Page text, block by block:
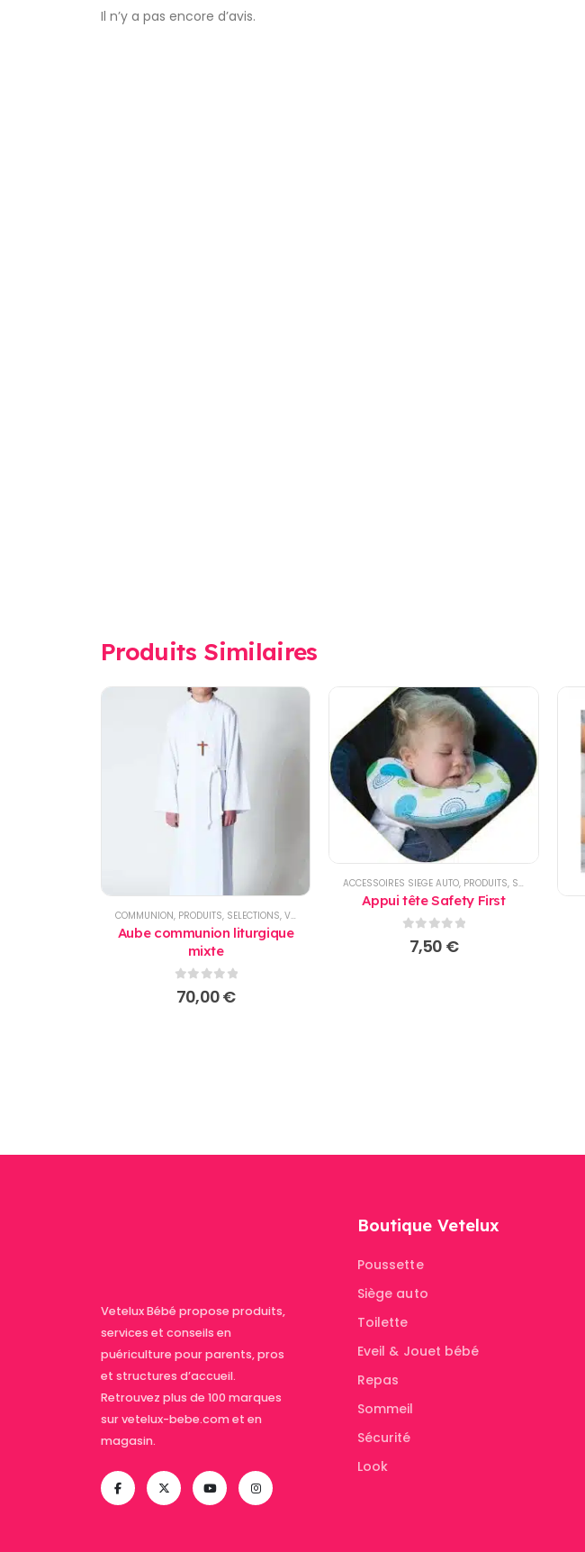
Il n’y a pas encore d’avis.
Produits Similaires
COMMUNION, PRODUITS, SELECTIONS, VÊTEMENT ENFANTS
Aube communion liturgique
mixte
0sur 5
70,00€
ACCESSOIRES SIEGE AUTO, PRODUITS, SIEGE AUTO
Appui tête Safety First
0sur 5
7,50 €
Vetelux Bébé propose produits,
services et conseils en
puériculture pour parents, pros
et structures d’accueil.
Retrouvez plus de 100 marques
sur vetelux-bebe.com et en
magasin.
Boutique Vetelux
Poussette
Siège auto
Toilette
Eveil & Jouet bébé
Repas
Sommeil
Sécurité
Look